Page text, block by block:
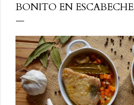
BONITO EN ESCABECHE